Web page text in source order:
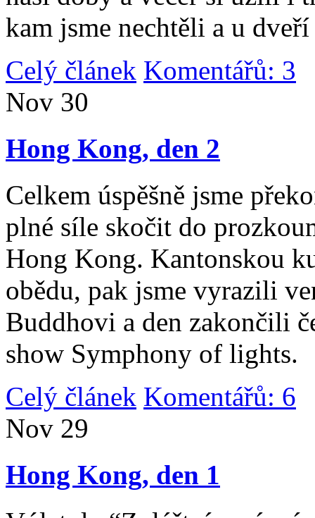
kam jsme nechtěli a u
Celý článek Komentářů: 3
Nov 30
Hong Kong, den 2
Celkem úspěšně jsme
plné síle skočit do
Hong Kong. Kantonskou
obědu, pak jsme vyrazili
Buddhovi a den zakončili
show Symphony of lights.
Celý článek Komentářů: 6
Nov 29
Hong Kong, den 1